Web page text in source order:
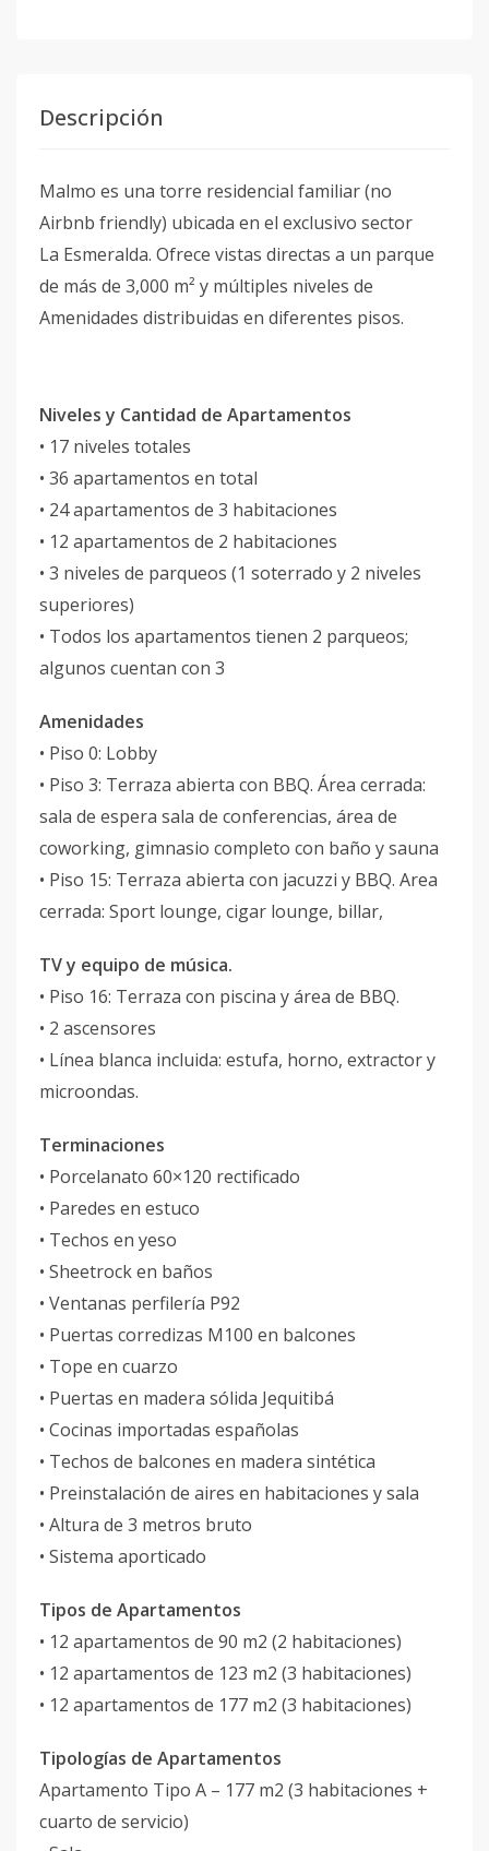
Descripción
Malmo es una torre residencial familiar (no
Airbnb friendly) ubicada en el exclusivo sector
La Esmeralda. Ofrece vistas directas a un parque
de más de 3,000 m² y múltiples niveles de
Amenidades distribuidas en diferentes pisos.
Niveles y Cantidad de Apartamentos
• 17 niveles totales
• 36 apartamentos en total
• 24 apartamentos de 3 habitaciones
• 12 apartamentos de 2 habitaciones
• 3 niveles de parqueos (1 soterrado y 2 niveles
superiores)
• Todos los apartamentos tienen 2 parqueos;
algunos cuentan con 3
Amenidades
• Piso 0: Lobby
• Piso 3: Terraza abierta con BBQ. Área cerrada:
sala de espera sala de conferencias, área de
coworking, gimnasio completo con baño y sauna
• Piso 15: Terraza abierta con jacuzzi y BBQ. Area
cerrada: Sport lounge, cigar lounge, billar,
TV y equipo de música.
• Piso 16: Terraza con piscina y área de BBQ.
• 2 ascensores
• Línea blanca incluida: estufa, horno, extractor y
microondas.
Terminaciones
• Porcelanato 60×120 rectificado
• Paredes en estuco
• Techos en yeso
• Sheetrock en baños
• Ventanas perfilería P92
• Puertas corredizas M100 en balcones
• Tope en cuarzo
• Puertas en madera sólida Jequitibá
• Cocinas importadas españolas
• Techos de balcones en madera sintética
• Preinstalación de aires en habitaciones y sala
• Altura de 3 metros bruto
• Sistema aporticado
Tipos de Apartamentos
• 12 apartamentos de 90 m2 (2 habitaciones)
• 12 apartamentos de 123 m2 (3 habitaciones)
• 12 apartamentos de 177 m2 (3 habitaciones)
Tipologías de Apartamentos
Apartamento Tipo A – 177 m2 (3 habitaciones +
cuarto de servicio)